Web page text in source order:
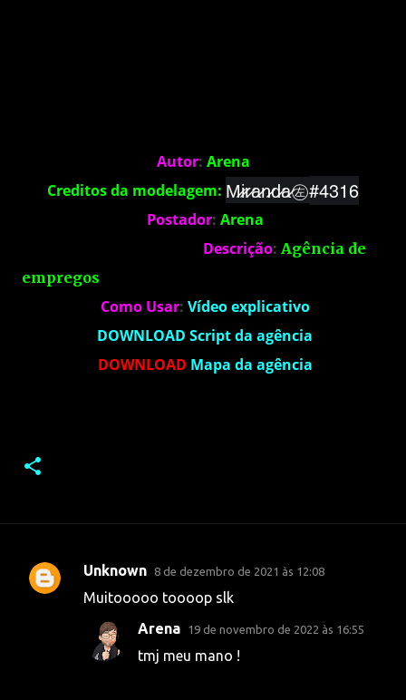
Autor: Arena
Creditos da modelagem: M̷i̷r̷a̷n̷d̷a̷㊧#4316
Postador: Arena
Descrição: Agência de
empregos
Como Usar: Vídeo explicativo
DOWNLOAD Script da agência
DOWNLOAD Mapa da agência
C
Unknown 8 de dezembro de 2021 às 12:08
Muitooooo toooop slk
Arena
19 de novembro de 2022 às 16:55
tmj meu mano !